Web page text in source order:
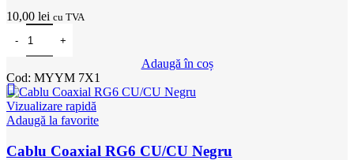
10,00 lei cu TVA
Cantitate Cordon Cablu MYYM 7x1.00 flexibil ML
Adaugă în coș
Cod: MYYM 7X1
Vizualizare rapidă
Adaugă la favorite
Cablu Coaxial RG6 CU/CU Negru